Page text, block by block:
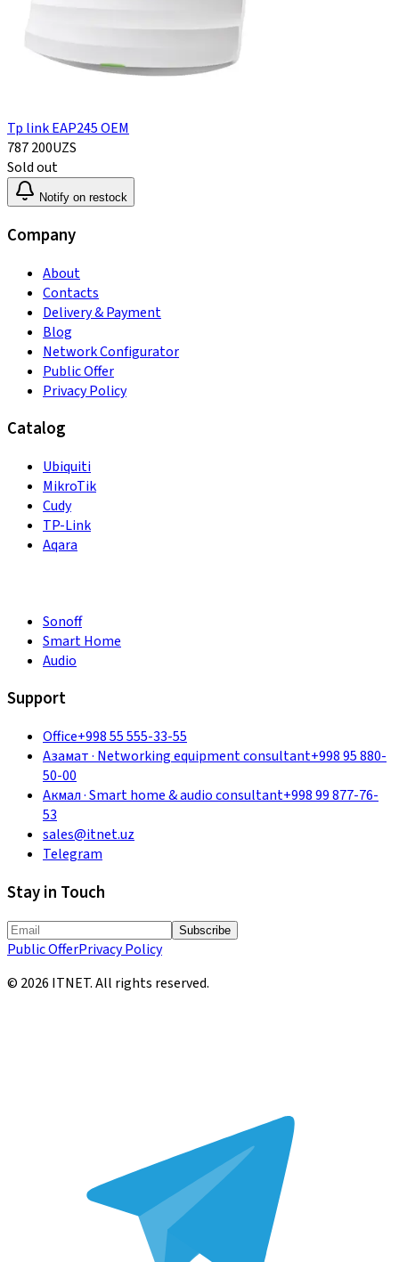
Tp link EAP245 OEM
787 200UZS
Sold out
Notify on restock
Company
About
Contacts
Delivery & Payment
Blog
Network Configurator
Public Offer
Privacy Policy
Catalog
Ubiquiti
MikroTik
Cudy
TP-Link
Aqara
Sonoff
Smart Home
Audio
Support
Office+998 55 555-33-55
Азамат· Networking equipment consultant+998 95 880-
50-00
Акмал·Smart home & audio consultant+998 99 877-76-
53
sales@itnet.uz
Telegram
Stay in Touch
Subscribe
Public OfferPrivacy Policy
© 2026 ITNET.All rights reserved.